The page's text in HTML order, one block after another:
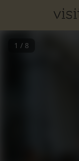
1 / 8